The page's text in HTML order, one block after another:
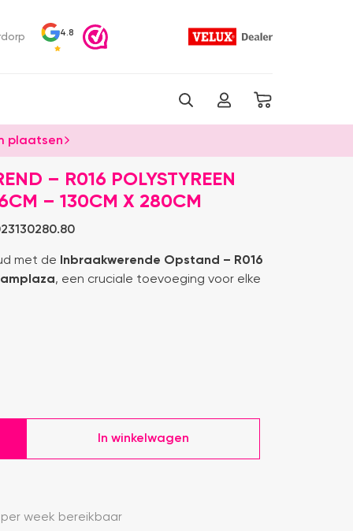
4.8
plaatsen
– R016 POLYSTYREEN
– 130CM X 280CM
met de
Inbraakwerende Opstand – R016
, een cruciale toevoeging voor elke
In winkelwagen
week bereikbaar